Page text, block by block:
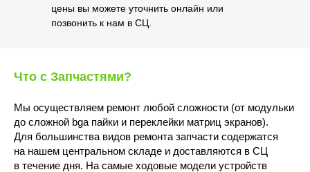
цены вы можете уточнить онлайн или
позвонить к нам в СЦ.
Что с Запчастями?
Мы осуществляем ремонт любой сложности (от модульки
до сложной bga пайки и переклейки матриц экранов).
Для большинства видов ремонта запчасти содержатся
на нашем центральном складе и доставляются в СЦ
в течение дня. На самые ходовые модели устройств